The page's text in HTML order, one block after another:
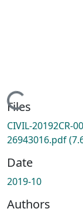
Files
CIVIL-20192CR-
26943016.pdf
Date
2019-10
Authors